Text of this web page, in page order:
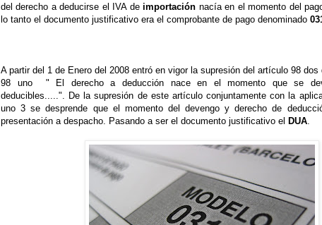
del derecho a deducirse el IVA deimportación nacía en el momento del
lo tanto el documento justificativo era el comprobante de pago denominado
A partir del 1 de Enero del 2008 entró en vigor la supresión del artículo 98 dos
98 uno " El derecho a deducción nace en el momento que se
deducibles.....". De la supresión de este artículo conjuntamente con la
uno 3 se desprende que el momento del devengo y derecho de
presentación a despacho. Pasando a ser el documento justificativo el DUA